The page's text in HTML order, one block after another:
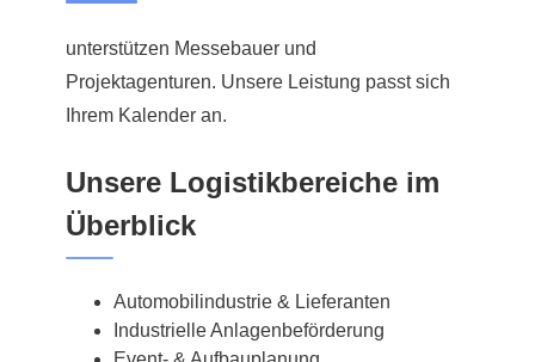
unterstützen Messebauer und
Projektagenturen. Unsere Leistung passt sich
Ihrem Kalender an.
Unsere Logistikbereiche im
Überblick
Automobilindustrie & Lieferanten
Industrielle Anlagenbeförderung